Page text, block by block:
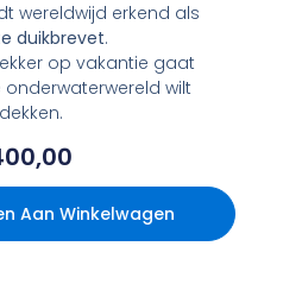
wereldwijd erkend als
duikbrevet.
op vakantie gaat
wilt
Aan Winkelwagen